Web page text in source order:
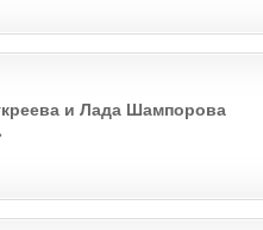
и Лада Шампорова